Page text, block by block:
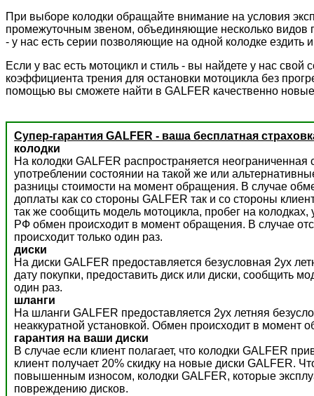
При выборе колодки обращайте внимание на условия
промежуточным звеном, объединяющие несколько видов
- у нас есть серии позволяющие на одной колодке ездить
Если у вас есть мотоцикл и стиль - вы найдете у нас
коэффициента трения для остановки мотоцикла без
помощью вы сможете найти в GALFER качественно
Супер-гарантия GALFER - ваша бесплатная
колодки
На колодки GALFER распространяется
употреблении состоянии на такой же или
разницы стоимости на момент обращения. В случае
доплаты как со стороны GALFER так и со стороны
так же сообщить модель мотоцикла, пробег на
РФ обмен происходит в момент обращения. В случае
происходит только один раз.
диски
На диски GALFER предоставляется безусловная 2ух
дату покупки, предоставить диск или диски, сообщить
один раз.
шланги
На шланги GALFER предоставляется 2ух летняя
неаккуратной установкой. Обмен происходит в момент
гарантия на ваши диски
В случае если клиент полагает, что колодки GALFER
клиент получает 20% скидку на новые диски GALFER.
повышенным износом, колодки GALFER, которые
повреждению дисков.